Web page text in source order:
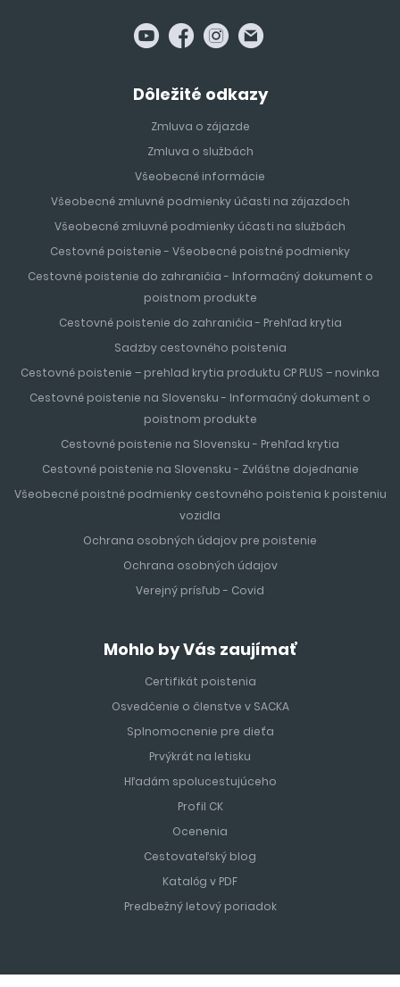
Dôležité odkazy
Zmluva o zájazde
Zmluva o službách
Všeobecné informácie
Všeobecné zmluvné podmienky účasti na zájazdoch
Všeobecné zmluvné podmienky účasti na službách
Cestovné poistenie - Všeobecné poistné podmienky
Cestovné poistenie do zahraničia - Informačný dokument o
poistnom produkte
Cestovné poistenie do zahraničia - Prehľad krytia
Sadzby cestovného poistenia
Cestovné poistenie – prehlad krytia produktu CP PLUS – novinka
Cestovné poistenie na Slovensku - Informačný dokument o
poistnom produkte
Cestovné poistenie na Slovensku - Prehľad krytia
Cestovné poistenie na Slovensku - Zvláštne dojednanie
Všeobecné poistné podmienky cestovného poistenia k poisteniu
vozidla
Ochrana osobných údajov pre poistenie
Ochrana osobných údajov
Verejný prísľub - Covid
Mohlo by Vás zaujímať
Certifikát poistenia
Osvedčenie o členstve v SACKA
Splnomocnenie pre dieťa
Prvýkrát na letisku
Hľadám spolucestujúceho
Profil CK
Ocenenia
Cestovateľský blog
Katalóg v PDF
Predbežný letový poriadok